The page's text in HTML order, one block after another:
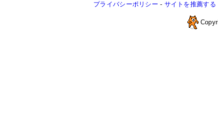
プライバシーポリシー - サイトを推薦する